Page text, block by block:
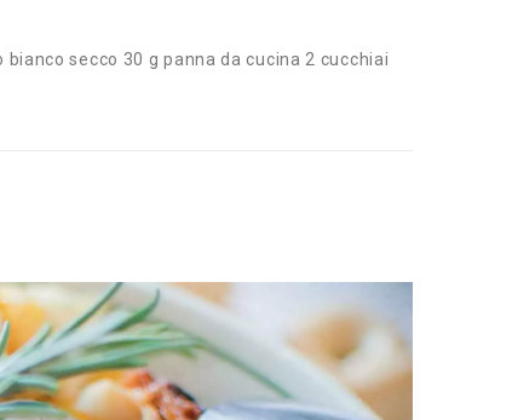
bianco secco 30 g panna da cucina 2 cucchiai